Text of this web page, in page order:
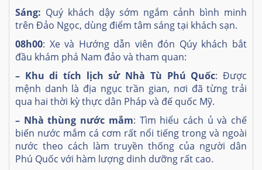
Sáng: Quý khách dậy sớm ngắm cảnh bình minh
trên Đảo Ngọc, dùng điểm tâm sáng tại khách sạn.
08h00: Xe và Hướng dẫn viên đón Qúy khách bắt
đầu khám phá Nam đảo và tham quan:
– Khu di tích lịch sử Nhà Tù Phú Quốc: Được
mệnh danh là địa ngục trần gian, nơi đã từng trải
qua hai thời kỳ thực dân Pháp và đế quốc Mỹ.
– Nhà thùng nước mắm: Tìm hiểu cách ủ và chế
biến nước mắm cá cơm rất nổi tiếng trong và ngoài
nước theo cách làm truyền thống của người dân
Phú Quốc với hàm lượng dinh dưỡng rất cao.